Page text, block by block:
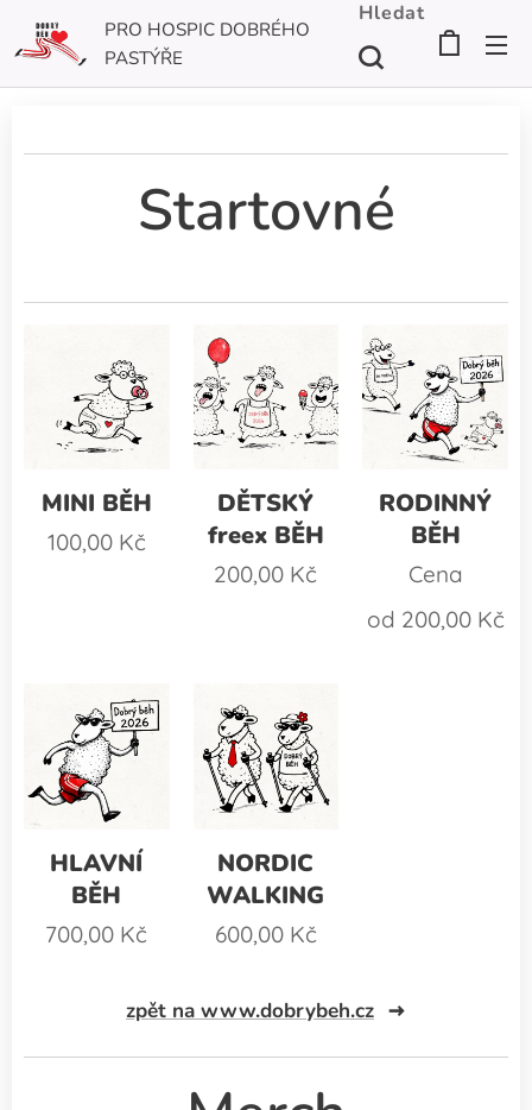
PRO HOSPIC DOBRÉHO
PASTÝŘE
Hledat
Startovné
MINI BĚH
100,00Kč
DĚTSKÝ
freex BĚH
200,00 Kč
RODINNÝ
BĚH
Cena
od 200,00Kč
HLAVNÍ
BĚH
700,00 Kč
NORDIC
WALKING
600,00Kč
zpět na www.dobrybeh.cz